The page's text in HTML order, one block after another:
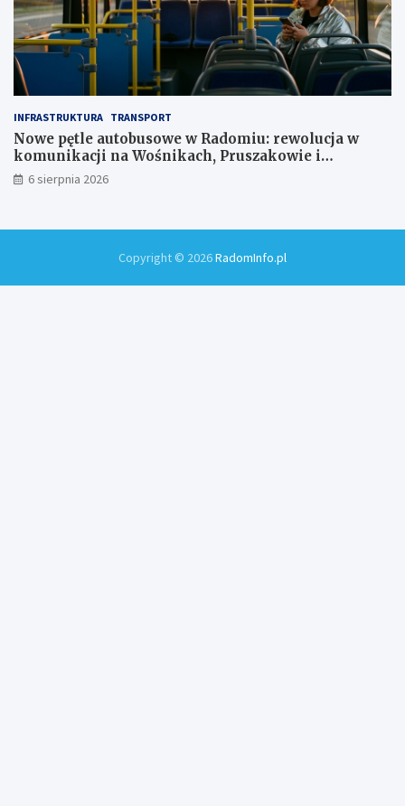
INFRASTRUKTURA TRANSPORT
Nowe pętle autobusowe w Radomiu: rewolucja w
komunikacji na Wośnikach, Pruszakowie i
Zamłyniu
6 sierpnia 2026
Copyright © 2026RadomInfo.pl